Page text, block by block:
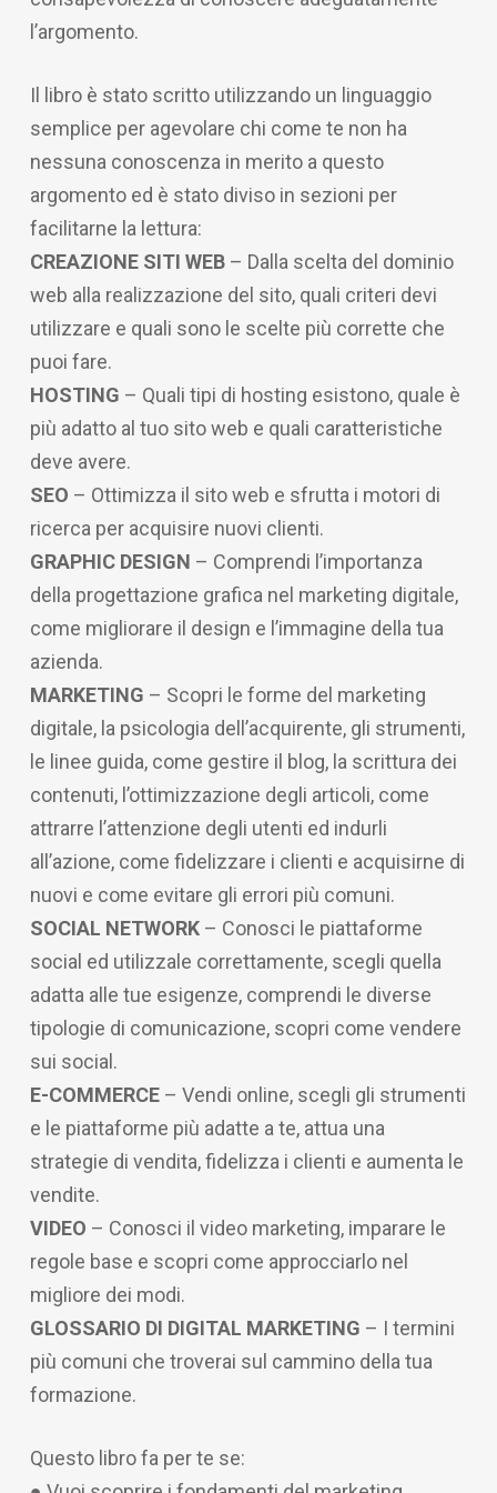
l’argomento.
Il libro è stato scritto utilizzando un linguaggio
semplice per agevolare chi come te non ha
nessuna conoscenza in merito a questo
argomento ed è stato diviso in sezioni per
facilitarne la lettura:
CREAZIONE SITI WEB– Dalla scelta del dominio
web alla realizzazione del sito, quali criteri devi
utilizzare e quali sono le scelte più corrette che
puoi fare.
HOSTING – Quali tipi di hosting esistono, quale è
più adatto al tuo sito web e quali caratteristiche
deve avere.
SEO – Ottimizza il sito web e sfrutta i motori di
ricerca per acquisire nuovi clienti.
GRAPHIC DESIGN – Comprendi l’importanza
della progettazione grafica nel marketing digitale,
come migliorare il design e l’immagine della tua
azienda.
MARKETING – Scopri le forme del marketing
digitale, la psicologia dell’acquirente, gli strumenti,
le linee guida, come gestire il blog, la scrittura dei
contenuti, l’ottimizzazione degli articoli, come
attrarre l’attenzione degli utenti ed indurli
all’azione, come fidelizzare i clienti e acquisirne di
nuovi e come evitare gli errori più comuni.
SOCIAL NETWORK– Conosci le piattaforme
social ed utilizzale correttamente, scegli quella
adatta alle tue esigenze, comprendi le diverse
tipologie di comunicazione, scopri come vendere
sui social.
E-COMMERCE– Vendi online, scegli gli strumenti
e le piattaforme più adatte a te, attua una
strategie di vendita, fidelizza i clienti e aumenta le
vendite.
VIDEO – Conosci il video marketing, imparare le
regole base e scopri come approcciarlo nel
migliore dei modi.
GLOSSARIO DI DIGITAL MARKETING – I termini
più comuni che troverai sul cammino della tua
formazione.
Questo libro fa per te se: